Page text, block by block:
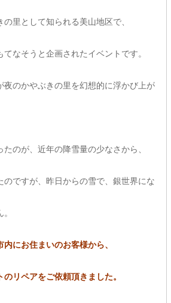
里として知られる美山地区で、
なそうと企画されたイベントです。
夜のかやぶきの里を幻想的に浮かび上が
のが、近年の降雪量の少なさから、
のですが、昨日からの雪で、銀世界にな
にお住まいのお客様から、
リペアをご依頼頂きました。